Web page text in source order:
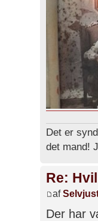
Det er
det mand!
Re:
af
Der har